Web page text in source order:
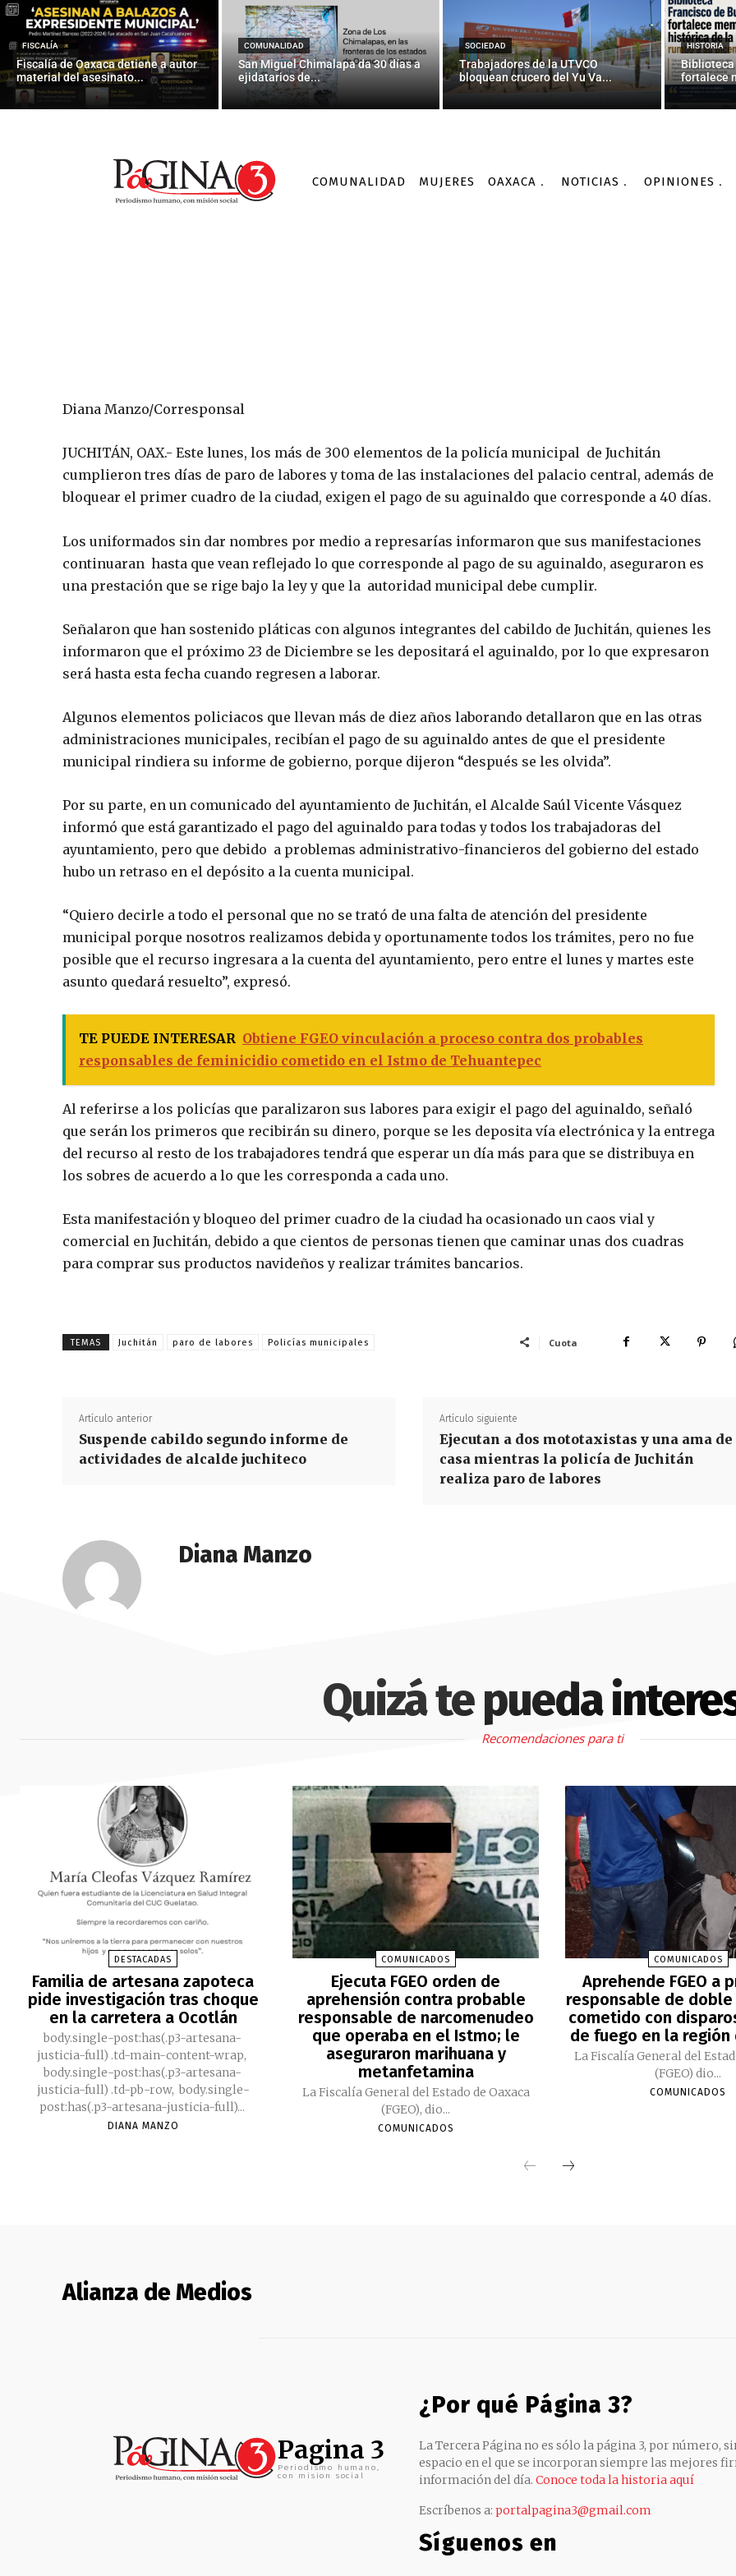
FISCALÍA
Fiscalía de Oaxaca detiene a autor
material del asesinato...
COMUNALIDAD
San Miguel Chimalapa da 30 días a
ejidatarios de...
SOCIEDAD
Trabajadores de la UTVCO
bloquean crucero del Yu Va...
HISTORIA
Biblioteca
fortalece
COMUNALIDAD MUJERES OAXACA NOTICIAS OPINIONES
de Juchitán
Por DIANA MANZO - 21/12/2015
Diana Manzo/Corresponsal
JUCHITÁN, OAX.- Este lunes, los más de 300 elementos de la policía municipal de Juchitán
cumplieron tres días de paro de labores y toma de las instalaciones del palacio central, además de
bloquear el primer cuadro de la ciudad, exigen el pago de su aguinaldo que corresponde a 40 días.
Los uniformados sin dar nombres por medio a represarías informaron que sus manifestaciones
continuaran hasta que vean reflejado lo que corresponde al pago de su aguinaldo, aseguraron es
una prestación que se rige bajo la ley y que la autoridad municipal debe cumplir.
Señalaron que han sostenido pláticas con algunos integrantes del cabildo de Juchitán, quienes les
informaron que el próximo 23 de Diciembre se les depositará el aguinaldo, por lo que expresaron
será hasta esta fecha cuando regresen a laborar.
Algunos elementos policiacos que llevan más de diez años laborando detallaron que en las otras
administraciones municipales, recibían el pago de su aguinaldo antes de que el presidente
municipal rindiera su informe de gobierno, porque dijeron “después se les olvida”.
Por su parte, en un comunicado del ayuntamiento de Juchitán, el Alcalde Saúl Vicente Vásquez
informó que está garantizado el pago del aguinaldo para todas y todos los trabajadoras del
ayuntamiento, pero que debido a problemas administrativo-financieros del gobierno del estado
hubo un retraso en el depósito a la cuenta municipal.
“Quiero decirle a todo el personal que no se trató de una falta de atención del presidente
municipal porque nosotros realizamos debida y oportunamente todos los trámites, pero no fue
posible que el recurso ingresara a la cuenta del ayuntamiento, pero entre el lunes y martes este
asunto quedará resuelto”, expresó.
TE PUEDE INTERESAR Obtiene FGEO vinculación a proceso contra dos probables
responsables de feminicidio cometido en el Istmo de Tehuantepec
Al referirse a los policías que paralizaron sus labores para exigir el pago del aguinaldo, señaló
que serán los primeros que recibirán su dinero, porque se les deposita vía electrónica y la entrega
del recurso al resto de los trabajadores tendrá que esperar un día más para que se distribuya en
los sobres de acuerdo a lo que les corresponda a cada uno.
Esta manifestación y bloqueo del primer cuadro de la ciudad ha ocasionado un caos vial y
comercial en Juchitán, debido a que cientos de personas tienen que caminar unas dos cuadras
para comprar sus productos navideños y realizar trámites bancarios.
TEMAS Juchitán paro de labores Policías municipales Cuota
Artículo anterior
Suspende cabildo segundo informe de
actividades de alcalde juchiteco
Artículo siguiente
Ejecutan a dos mototaxistas y una ama de
casa mientras la policía de Juchitán
realiza paro de labores
Diana Manzo
Quizá te pueda
Recomendaciones para ti
DESTACADAS
Familia de artesana zapoteca
pide investigación tras choque
en la carretera a Ocotlán
body.single-post:has(.p3-artesana-
justicia-full) .td-main-content-wrap,
body.single-post:has(.p3-artesana-
justicia-full) .td-pb-row, body.single-
post:has(.p3-artesana-justicia-full)...
DIANA MANZO
COMUNICADOS
Ejecuta FGEO orden de
aprehensión contra probable
responsable de narcomenudeo
que operaba en el Istmo; le
aseguraron marihuana y
metanfetamina
La Fiscalía General del Estado de Oaxaca
(FGEO), dio...
COMUNICADOS
COMUNICADOS
Aprehende FGEO a
responsable de
cometido con
de fuego en la
La Fiscalía General del
(FGEO) dio...
COMUNICADOS
Alianza de Medios
Pagina 3
Periodismo humano,
con mision social
¿Por qué Página 3?
La Tercera Página no es sólo la página 3, por número,
espacio en el que se incorporan siempre las mejores
información del día. Conoce toda la historia aquí
Escríbenos a: portalpagina3@gmail.com
Síguenos en